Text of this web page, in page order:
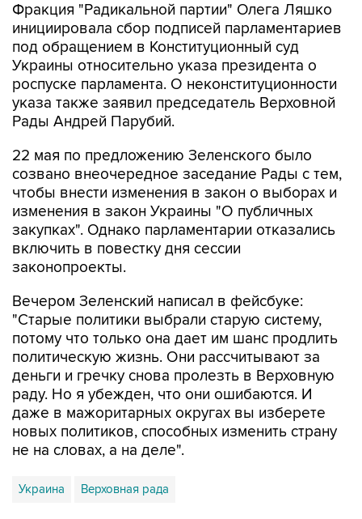
Фракция "Радикальной партии" Олега Ляшко
инициировала сбор подписей парламентариев
под обращением в Конституционный суд
Украины относительно указа президента о
роспуске парламента. О неконституционности
указа также заявил председатель Верховной
Рады Андрей Парубий.
22 мая по предложению Зеленского было
созвано внеочередное заседание Рады с тем,
чтобы внести изменения в закон о выборах и
изменения в закон Украины "О публичных
закупках". Однако парламентарии отказались
включить в повестку дня сессии
законопроекты.
Вечером Зеленский написал в фейсбуке:
"Старые политики выбрали старую систему,
потому что только она дает им шанс продлить
политическую жизнь. Они рассчитывают за
деньги и гречку снова пролезть в Верховную
раду. Но я убежден, что они ошибаются. И
даже в мажоритарных округах вы изберете
новых политиков, способных изменить страну
не на словах, а на деле".
Украина Верховная рада